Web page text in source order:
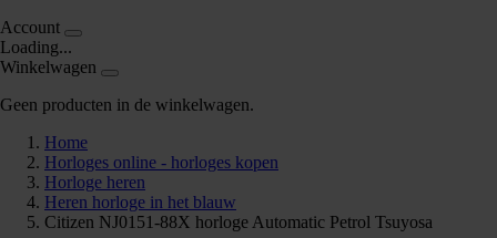
Account
Loading...
Winkelwagen
Geen producten in de winkelwagen.
Home
Horloges online - horloges kopen
Horloge heren
Heren horloge in het blauw
Citizen NJ0151-88X horloge Automatic Petrol Tsuyosa